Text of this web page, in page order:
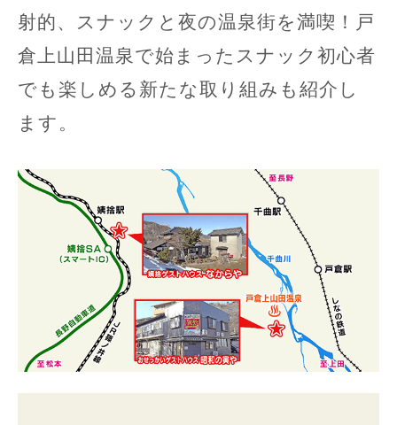
射的、スナックと夜の温泉街を満喫！戸
倉上山田温泉で始まったスナック初心者
でも楽しめる新たな取り組みも紹介し
ます。